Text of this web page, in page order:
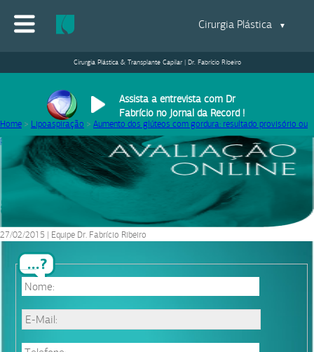
Cirurgia Plástica ▼
Cirurgia Plástica & Transplante Capilar | Dr. Fabrício Ribeiro
Assista a entrevista com Dr
Fabrício no Jornal da Record !
Home > Lipoaspiração > Aumento dos glúteos com gordura: resultado provisório ou
permanente?> gluteos
gluteos
27/02/2015 | Equipe Dr. Fabrício Ribeiro